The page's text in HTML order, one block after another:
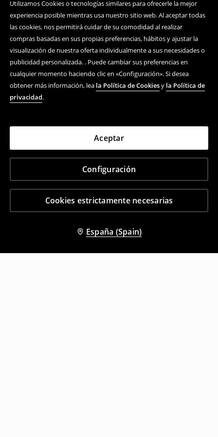
Utilizamos Cookies o tecnologías similares para ofrecerle la mejor
experiencia posible mientras usa nuestro sitio web. Al aceptar todas
las cookies, nos permitirá cuidar de su comodidad al realizar
compras basadas en sus propias preferencias, hábitos y ajustar la
visualización de nuestra oferta individualmente a sus necesidades o
publicidad personalizada. . Puede cambiar sus preferencias en
cualquier momento haciendo clic en «Configuración». Si desea
obtener más información, lea la Política de Cookiesy la Política de
privacidad.
Cookies estrictamente necesarias
Configuración
Aceptar
España (Spain)